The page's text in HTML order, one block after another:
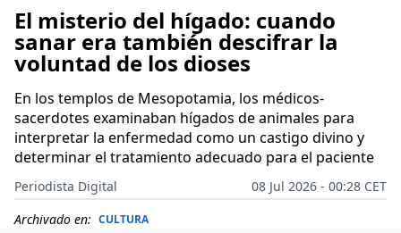
El misterio del hígado: cuando
sanar era también descifrar la
voluntad de los dioses
En los templos de Mesopotamia, los médicos-
sacerdotes examinaban hígados de animales para
interpretar la enfermedad como un castigo divino y
determinar el tratamiento adecuado para el paciente
Periodista Digital
08 Jul 2026 - 00:28 CET
Archivado en: CULTURA